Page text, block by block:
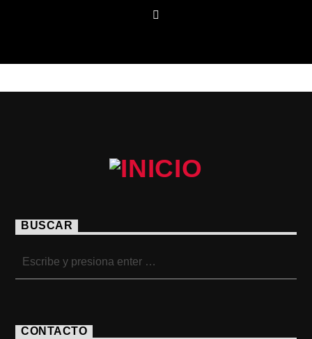
BUSCAR
CONTACTO